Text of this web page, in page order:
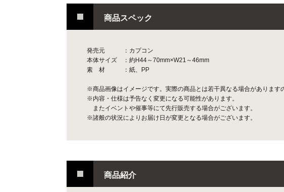
商品スペック
発売元 ：カプコン
本体サイズ ：約H44～70mm×W21～46mm
素 材 ：紙、PP
※商品画像はイメージです。実際の商品とは若干異なる場合があります
※内容・仕様は予告なく変更になる可能性があります。
またイベントや催事等にて先行販売する場合がございます。
※諸般の状況によりお届け日が変更となる場合がございます。
商品紹介